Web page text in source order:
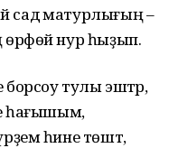
садә матурлығың –
өрфөй нур һыҙып.
тулы эштәр,
һағышым,
һине төштә,